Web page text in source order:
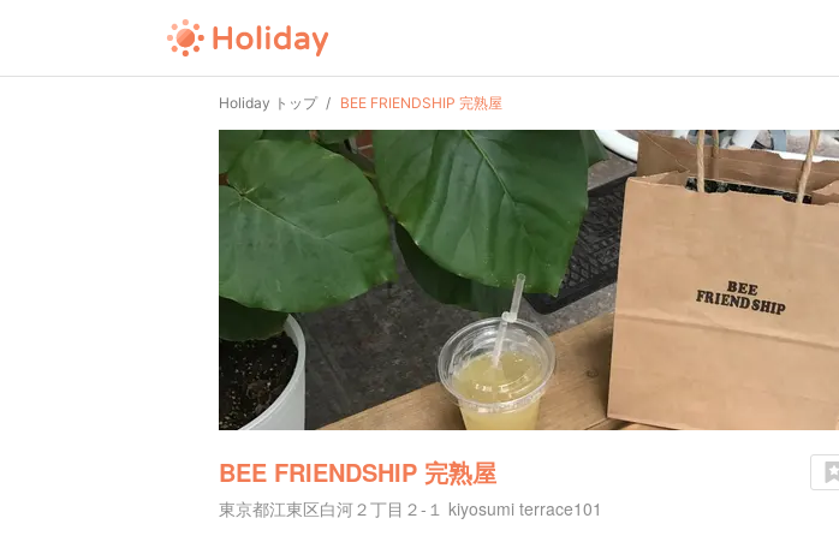
Holiday トップ BEE FRIENDSHIP 完熟屋
BEE FRIENDSHIP 完熟屋
東京都江東区白河２丁目２-１ kiyosumi terrace101